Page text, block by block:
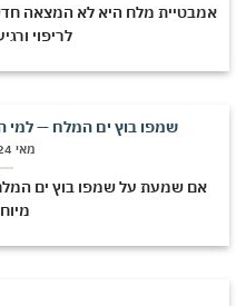
מלח היא לא המצאה חדשה
לריפוי ורגיעה
שמפו בוץ ים המלח — למי הוא
אם שמעת על שמפו בוץ ים המלח אבל
מיוחד